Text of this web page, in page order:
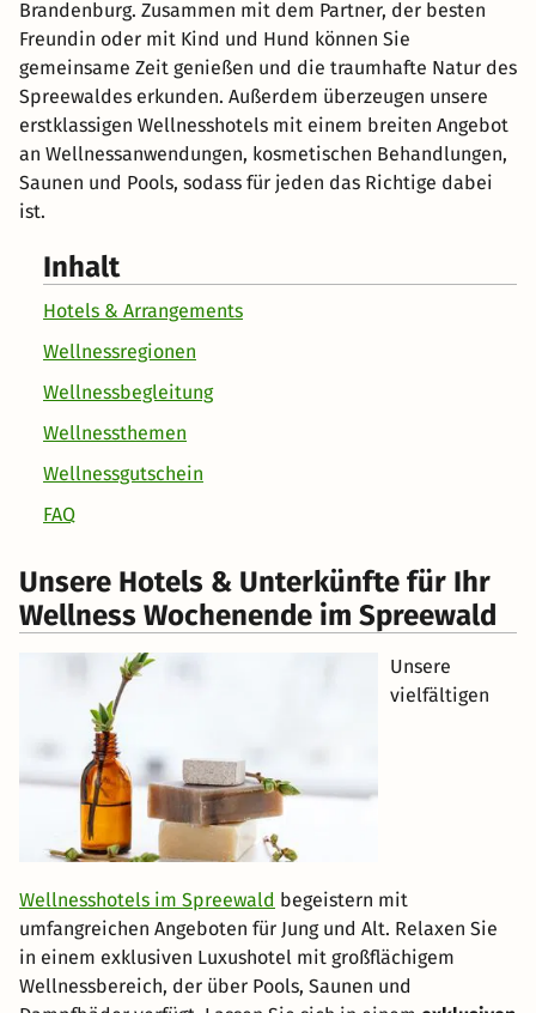
Brandenburg. Zusammen mit dem Partner, der besten
Freundin oder mit Kind und Hund können Sie
gemeinsame Zeit genießen und die traumhafte Natur des
Spreewaldes erkunden. Außerdem überzeugen unsere
erstklassigen Wellnesshotels mit einem breiten Angebot
an Wellnessanwendungen, kosmetischen Behandlungen,
Saunen und Pools, sodass für jeden das Richtige dabei
ist.
Inhalt
Hotels & Arrangements
Wellnessregionen
Wellnessbegleitung
Wellnessthemen
Wellnessgutschein
FAQ
Unsere Hotels & Unterkünfte für Ihr
Wellness Wochenende im Spreewald
Unsere
vielfältigen
Wellnesshotels im Spreewald begeistern mit
umfangreichen Angeboten für Jung und Alt. Relaxen Sie
in einem exklusiven Luxushotel mit großflächigem
Wellnessbereich, der über Pools, Saunen und